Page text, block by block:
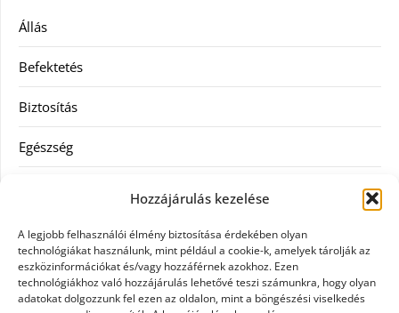
Hozzájárulás kezelése
A legjobb felhasználói élmény biztosítása érdekében olyan
technológiákat használunk, mint például a cookie-k, amelyek tárolják az
eszközinformációkat és/vagy hozzáférnek azokhoz. Ezen
technológiákhoz való hozzájárulás lehetővé teszi számunkra, hogy olyan
adatokat dolgozzunk fel ezen az oldalon, mint a böngészési viselkedés
Állás
Befektetés
Biztosítás
Egészség
Ingatlan
Művészetek és szórakozás
Múzeumok